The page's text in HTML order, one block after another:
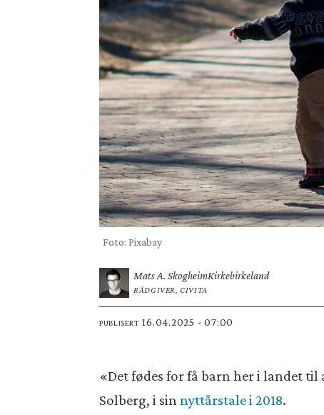
Foto: Pixabay
Mats A. SkogheimKirkebirkeland
RÅDGIVER, CIVITA
PUBLISERT 16.04.2025 - 07:00
«Det fødes for få barn her i landet
Solberg, i sinnyttårstale i 2018.